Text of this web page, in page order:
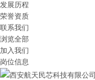
发展历程
荣誉资质
联系我们
浏览全部
加入我们
岗位信息
西安航天民芯科技有限公司